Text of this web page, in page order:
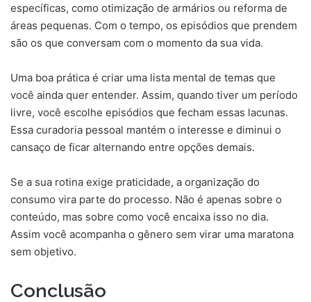
específicas, como otimização de armários ou reforma de
áreas pequenas. Com o tempo, os episódios que prendem
são os que conversam com o momento da sua vida.
Uma boa prática é criar uma lista mental de temas que
você ainda quer entender. Assim, quando tiver um período
livre, você escolhe episódios que fecham essas lacunas.
Essa curadoria pessoal mantém o interesse e diminui o
cansaço de ficar alternando entre opções demais.
Se a sua rotina exige praticidade, a organização do
consumo vira parte do processo. Não é apenas sobre o
conteúdo, mas sobre como você encaixa isso no dia.
Assim você acompanha o gênero sem virar uma maratona
sem objetivo.
Conclusão